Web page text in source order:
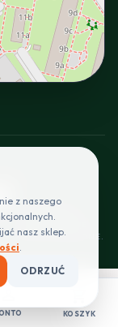
KOSZYK
VIEW
ZWROTY I
REKLAMACJE
ZASTRZEŻONE.
z naszego
nasz sklep.
.
ODRZUĆ